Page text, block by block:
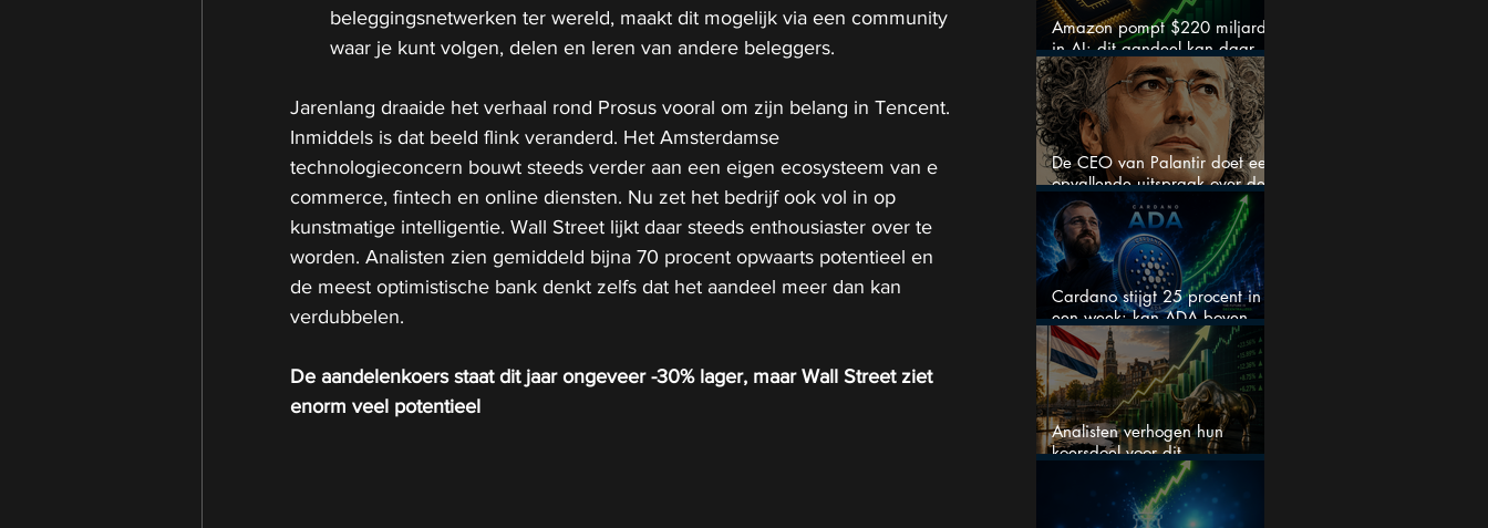
beleggingsnetwerken ter wereld, maakt dit mogelijk via een community
waar je kunt volgen, delen en leren van andere beleggers.
Jarenlang draaide het verhaal rond Prosus vooral om zijn belang in Tencent.
Inmiddels is dat beeld flink veranderd. Het Amsterdamse
technologieconcern bouwt steeds verder aan een eigen ecosysteem van e
commerce, fintech en online diensten. Nu zet het bedrijf ook vol in op
kunstmatige intelligentie. Wall Street lijkt daar steeds enthousiaster over te
worden. Analisten zien gemiddeld bijna 70 procent opwaarts potentieel en
de meest optimistische bank denkt zelfs dat het aandeel meer dan kan
verdubbelen.
De aandelenkoers staat dit jaar ongeveer -30% lager, maar Wall Street ziet
enorm veel potentieel
Amazon pompt $220 miljard
in AI: dit aandeel kan daar
explosief van profiteren
De CEO van Palantir doet een
opvallende uitspraak over de
beurs
Cardano stijgt 25 procent in
een week: kan ADA boven
$0,20 blijven?
Analisten verhogen hun
koersdoel voor dit
Nederlandse aandeel — maar
is het al te laat om in te
stappen?